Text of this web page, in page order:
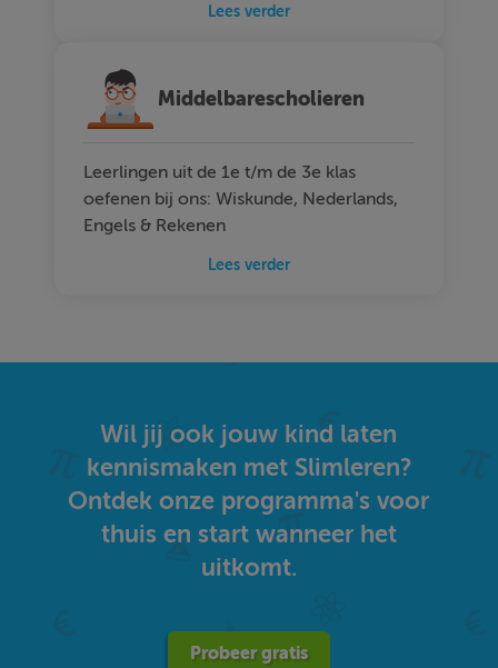
Lees verder
Middelbarescholieren
Leerlingen uit de 1e t/m de 3e klas
oefenen bij ons: Wiskunde, Nederlands,
Engels & Rekenen
Lees verder
Wil jij ook jouw kind laten
kennismaken met Slimleren?
Ontdek onze programma's voor
thuis en start wanneer het
uitkomt.
Probeer gratis